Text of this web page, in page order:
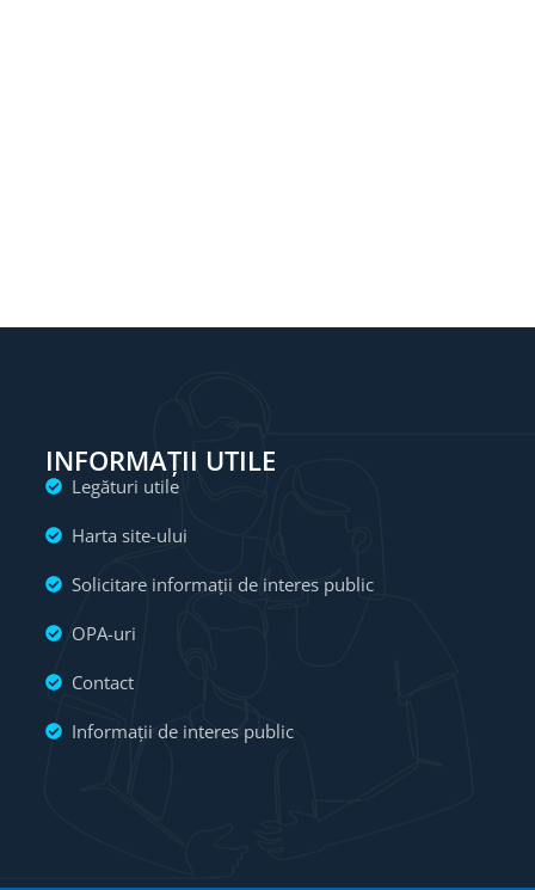
INFORMAȚII UTILE
Legături utile
Harta site-ului
Solicitare informații de interes public
OPA-uri
Contact
Informații de interes public